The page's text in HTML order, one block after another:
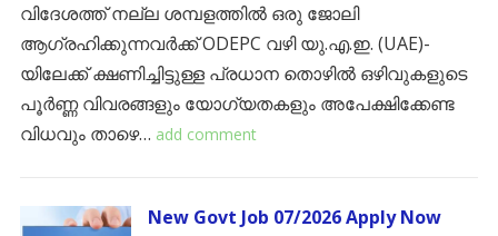
വിദേശത്ത് നല്ല ശമ്പളത്തിൽ ഒരു ജോലി
ആഗ്രഹിക്കുന്നവർക്ക് ODEPC വഴി യു.എ.ഇ. (UAE)-
യിലേക്ക് ക്ഷണിച്ചിട്ടുള്ള പ്രധാന തൊഴിൽ ഒഴിവുകളുടെ
പൂർണ്ണ വിവരങ്ങളും യോഗ്യതകളും അപേക്ഷിക്കേണ്ട
വിധവും താഴെ… add comment
New Govt Job 07/2026 Apply Now